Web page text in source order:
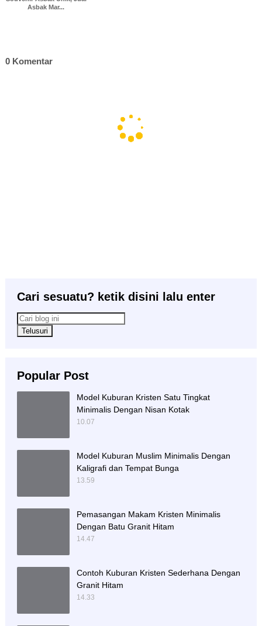
Asbak Mar...
0 Komentar
Cari sesuatu? ketik disini lalu enter
Popular Post
Model Kuburan Kristen Satu Tingkat
Minimalis Dengan Nisan Kotak
10.07
Model Kuburan Muslim Minimalis Dengan
Kaligrafi dan Tempat Bunga
13.59
Pemasangan Makam Kristen Minimalis
Dengan Batu Granit Hitam
14.47
Contoh Kuburan Kristen Sederhana Dengan
Granit Hitam
14.33